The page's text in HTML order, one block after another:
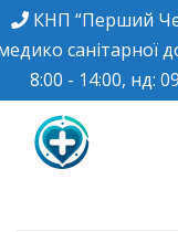
КНП “Перший
санітарної
8:00 - 14:00, нд: